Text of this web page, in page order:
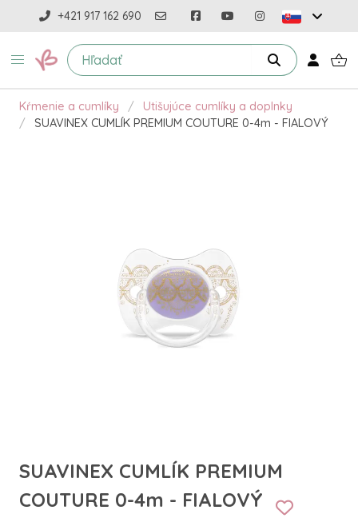
+421 917 162 690
Kŕmenie a cumlíky
Utišujúce cumlíky a doplnky
SUAVINEX CUMLÍK PREMIUM COUTURE 0-4m - FIALOVÝ
SUAVINEX CUMLÍK PREMIUM
COUTURE 0-4m - FIALOVÝ